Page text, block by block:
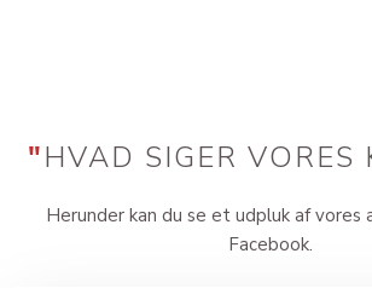
"HVAD SIGER VORES
Herunder kan du se et udpluk af vores
Facebook.